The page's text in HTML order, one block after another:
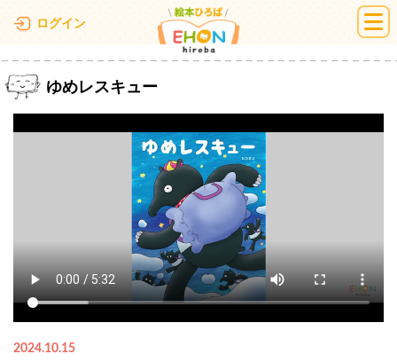
ログイン 絵本ひろば
ゆめレスキュー
2024.10.15